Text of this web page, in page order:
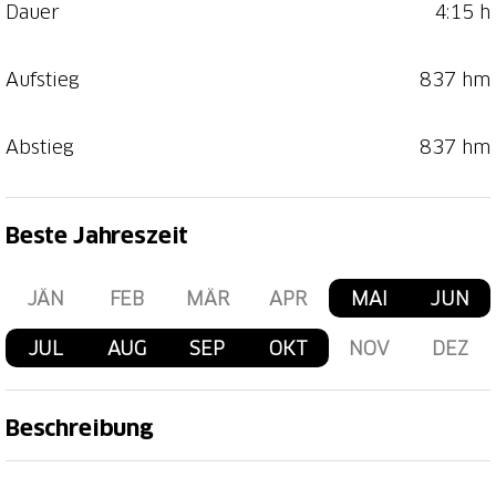
Dauer 4:15 h
Aufstieg 837 hm
Abstieg 837 hm
Beste Jahreszeit
JÄN FEB MÄR APR MAI JUN
JUL AUG SEP OKT NOV DEZ
Beschreibung